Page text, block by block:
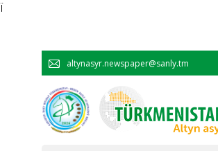
Ï
altynasyr.newspaper@sanly.tm